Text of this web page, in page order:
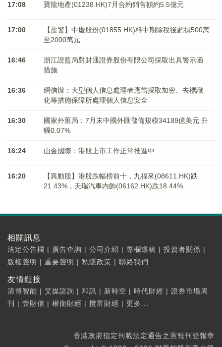
17:08 寶龍地產(01238.HK)7月合約銷售額約5.5億元
17:00
【盈警】中慶股份(01855.HK)料中期除稅後虧損500萬
至2000萬元
16:46
浙江證監局對財通證券股份有限公司採取出具警示函
措施
16:36
網信辦：大型個人信息處理者應當採取加密、去標識
化等措施保障所處理個人信息安全
16:30
國家外匯局：7月末中國外匯儲備規模34188億美元 升
幅0.07%
16:24 山金國際：港股上市工作正常推進中
16:20
【異動股】港股跌幅榜前十，九福來(08611.HK)跌
21.43%，天瑞汽車内飾(06162.HK)跌18.44%
相關訊息
法定公告欄 | 廣告查詢 | 公司介紹 | 專欄邀稿 | 投資者關係 |
版權聲明 | 重要聲明 | 私隱政策 | 聯絡我們
友情鏈接
清博智能 | 艾媒諮詢 | 和訊 | 新時空 | 時代財經 | 證券市場周
刊
| 壹財信 | 權衡財經 | 攬富財經 | 更多...
香港政府指定刊載法定通告之憲報刊登報章